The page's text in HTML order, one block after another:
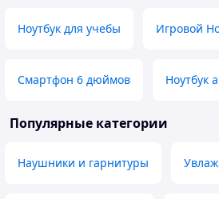
Ноутбук для учебы Игровой
Смартфон 6 дюймов Ноутбук
Популярные категории
Наушники и гарнитуры